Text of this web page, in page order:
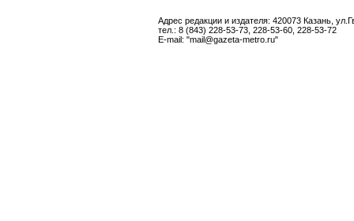
Адрес редакции и издателя: 420073 Казань,
тел.: 8 (843) 228-53-73, 228-53-60, 228-53-72
E-mail: "mail@gazeta-metro.ru"